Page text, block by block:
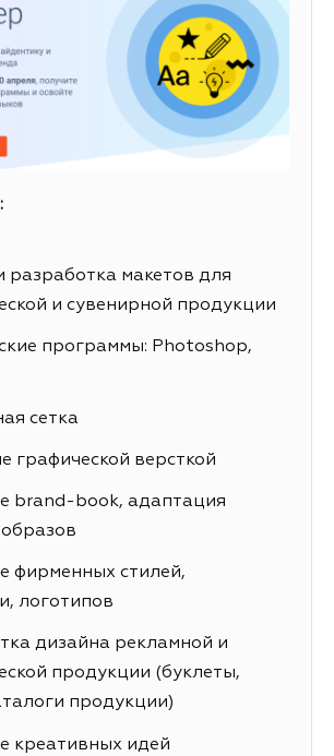
разработка макетов для
и сувенирной продукции
программы: Photoshop,
сетка
графической версткой
brand-book, адаптация
фирменных стилей,
логотипов
дизайна рекламной и
продукции (буклеты,
продукции)
креативных идей